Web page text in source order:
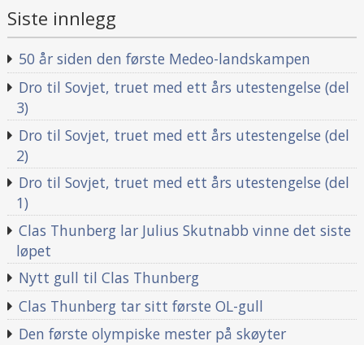
Siste innlegg
50 år siden den første Medeo-landskampen
Dro til Sovjet, truet med ett års utestengelse (del
3)
Dro til Sovjet, truet med ett års utestengelse (del
2)
Dro til Sovjet, truet med ett års utestengelse (del
1)
Clas Thunberg lar Julius Skutnabb vinne det siste
løpet
Nytt gull til Clas Thunberg
Clas Thunberg tar sitt første OL-gull
Den første olympiske mester på skøyter